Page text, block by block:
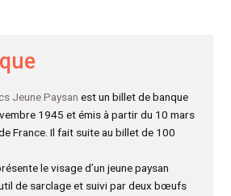
Jeune Paysan est un billet de banque
1945 et émis à partir du 10 mars
France. Il fait suite au billet de 100
le visage d’un jeune paysan
de sarclage et suivi par deux bœufs